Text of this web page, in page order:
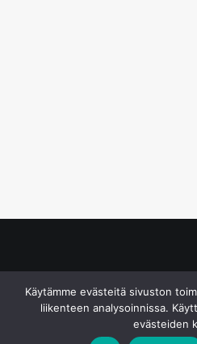
Käytämme evästeitä sivuston
liikenteen analysoinnissa.
evästeiden